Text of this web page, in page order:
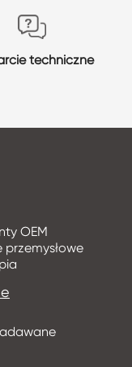
techniczne
OEM
przemysłowe